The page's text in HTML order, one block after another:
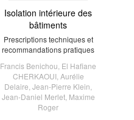
Isolation intérieure des
bâtiments
Prescriptions techniques et
recommandations pratiques
Francis Benichou El Haﬁane
CHERKAOUI, Aurélie
Delaire Jean-Pierre Klein
Jean-Daniel Merlet, Maxime
Roger